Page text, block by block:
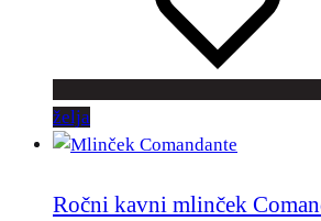
želja
Ročni kavni mlinček